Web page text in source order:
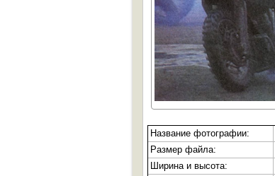
Название фотографии:
Размер файла:
Ширина и высота: